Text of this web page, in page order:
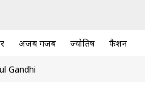
अजब गजब ज्योतिष फैशन
Gandhi